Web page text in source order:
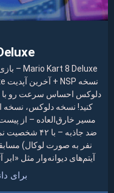
دلوکس احساس سرعت رو با
مسیر خارق‌العاده – از
نفر به صورت لوکال)
آیتم‌های دیوانه‌وار مثل «ابر
برای